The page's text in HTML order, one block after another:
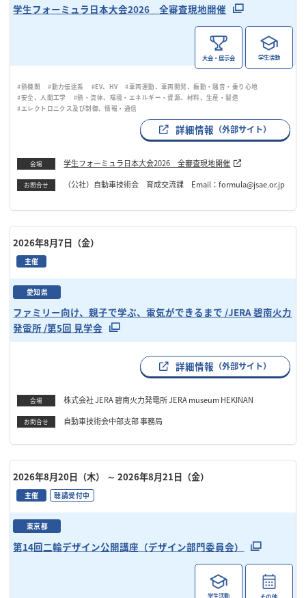
学生フォーミュラ日本大会2026 全審査現地開催
大会・展示会 学生活動
#熱機関 #動力伝達系 #EV、HV
#車両運動、車両開発、振動・騒音・乗り心地
#安全、人間工学
#熱・流体、環境・エネルギー・資源、材料、生産・製造
#エレクトロニクス及び制御、情報・通信
詳細情報 （外部サイト）
会場 学生フォーミュラ日本大会2026 全審査現地開催
お問合せ （公社）自動車技術会 育成交流課 Email：formula@jsae.or.jp
2026年8月7日（金）
主催
愛知県
ファミリー向け、親子で学ぶ、電気ができるまで /JERA 碧南火力
発電所 /第5回 見学会
詳細情報 （外部サイト）
会場 株式会社 JERA 碧南火力発電所 JERA museum HEKINAN
お問合せ 自動車技術会中部支部 事務局
2026年8月20日（木） ～ 2026年8月21日（金）
主催 聴講受付中
東京都
第14回二輪デザイン公開講座（デザイン部門委員会）
学生活動 その他